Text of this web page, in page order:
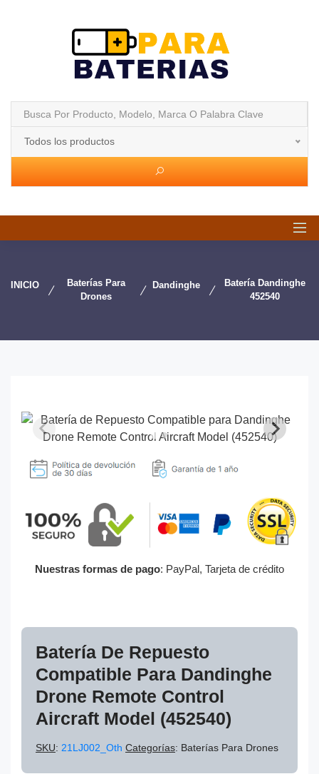
Todos los productos
INICIO
Baterías Para
Drones
Dandinghe
Batería Dandinghe
452540
Nuestras formas de pago: PayPal, Tarjeta de crédito
Batería De Repuesto
Compatible Para Dandinghe
Drone Remote Control
Aircraft Model (452540)
SKU: 21LJ002_Oth Categorías: Baterías Para Drones